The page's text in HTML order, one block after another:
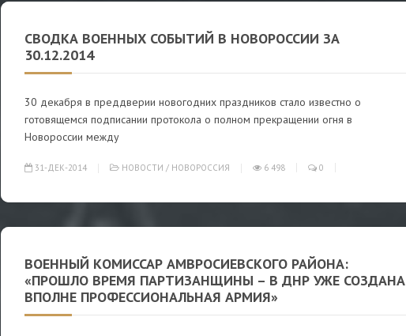
СВОДКА ВОЕННЫХ СОБЫТИЙ В НОВОРОССИИ ЗА
30.12.2014
30 декабря в преддверии новогодних праздников стало известно о
готовящемся подписании протокола о полном прекращении огня в
Новороссии между
31-ДЕК-2014 НОВОСТИ / НОВОРОССИЯ 6 498 0
ВОЕННЫЙ КОМИССАР АМВРОСИЕВСКОГО РАЙОНА:
«ПРОШЛО ВРЕМЯ ПАРТИЗАНЩИНЫ – В ДНР УЖЕ СОЗДАНА
ВПОЛНЕ ПРОФЕССИОНАЛЬНАЯ АРМИЯ»